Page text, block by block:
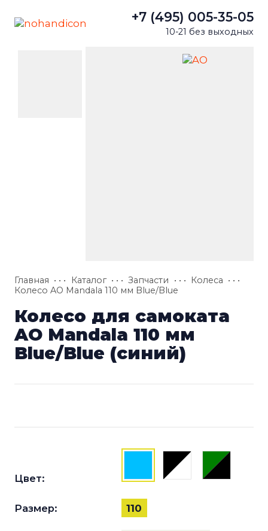
+7 (495) 005-35-05
10-21 без выходных
Главная • • • Каталог • • • Запчасти • • • Колеса • • •
Колесо AO Mandala 110 мм Blue/Blue
Колесо для самоката
AO Mandala 110 мм
Blue/Blue (синий)
Цвет:
Размер: 110